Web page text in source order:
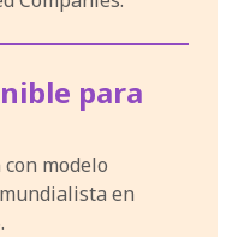
para
modelo
en